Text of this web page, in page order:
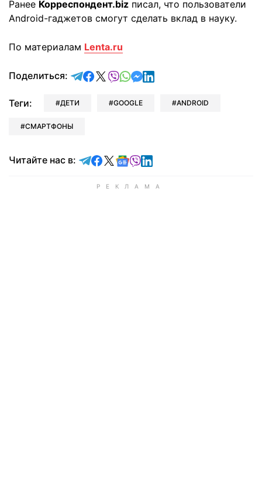
Ранее Корреспондент.biz писал, что пользователи
Android-гаджетов смогут сделать вклад в науку.
По материалам Lenta.ru
Поделиться: отправить в Telegram
поделиться в Facebook
поделиться в X
отправить в Viber
отправить в Whatsapp
отправить в Messenger
отправить в LinkedIn
Теги: ДЕТИ GOOGLE ANDROID
СМАРТФОНЫ
Читайте нас в: Читайте в Telegram
Читайте в Facebook
Читайте в X
Читайте в Google news
Читайте в Viber
Читайте в LinkedIn